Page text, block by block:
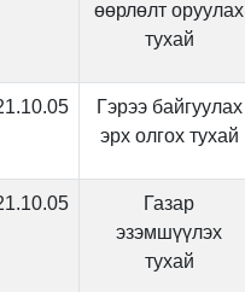
өөрлөлт оруулах
тухай
Гэрээ байгуулах
эрх олгох тухай
Газар
эзэмшүүлэх
тухай